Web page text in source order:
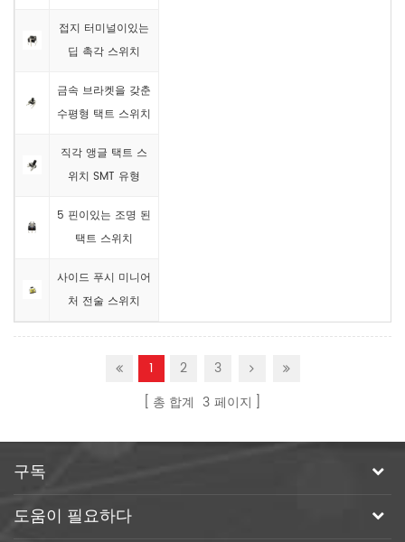
접지 터미널이있는
딥 촉각 스위치
금속 브라켓을 갖춘
수평형 택트 스위치
직각 앵글 택트 스
위치 SMT 유형
5 핀이있는 조명 된
택트 스위치
사이드 푸시 미니어
처 전술 스위치
1 2
3
총 합계 3 페이지
구독
도움이 필요하다